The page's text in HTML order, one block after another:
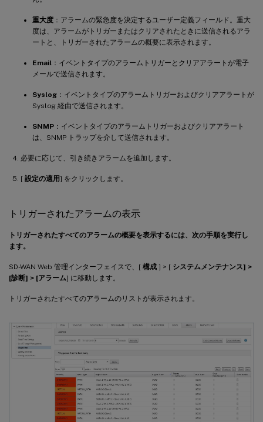
重大度 ：アラームの緊急度を決定するユーザー定義フィールド。重大
度は、アラームがトリガーまたはクリアされたときに送信されるアラ
ートと、トリガーされたアラームの概要に表示されます。
Email ：イベントタイプのアラームトリガーとクリアアラートが電子
メールで送信されます。
Syslog ：イベントタイプのアラームトリガーおよびクリアアラートが
Syslog 経由で送信されます。
SNMP ：イベントタイプのアラームトリガーおよびクリアアラート
は、SNMP トラップを介して送信されます。
必要に応じて、引き続きアラームを追加します。
[ 設定の適用 ] をクリックします。
トリガーされたアラームの表示
トリガーされたすべてのアラームの概要を表示するには、次の手順を実行し
ます。
SD-WAN Web 管理インターフェイスで、[ 構成 ] > [ システムメンテナンス] >
[診断] > [アラーム] に移動します。
トリガーされたすべてのアラームのリストが表示されます。